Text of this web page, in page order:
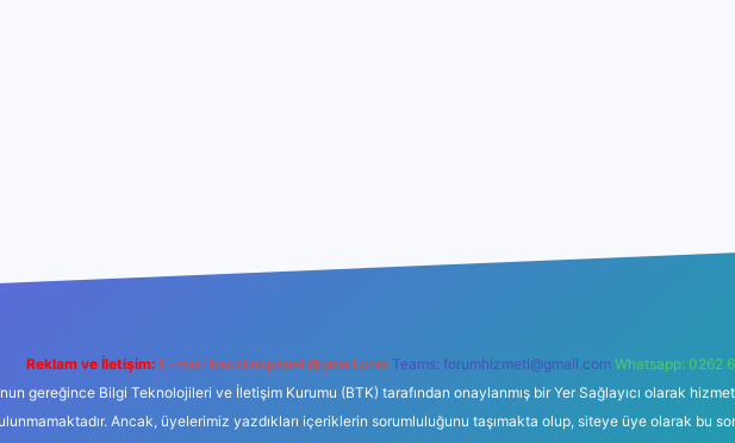
Reklam ve İletişim: E-mail: backlinkpaneli@gmail.com Teams: forumhizmeti@gmail.com Whatsapp: 0262
gereğince Bilgi Teknolojileri ve İletişim Kurumu (BTK) tarafından onaylanmış bir Yer Sağlayıcı olarak
Ancak, üyelerimiz yazdıkları içeriklerin sorumluluğunu taşımakta olup, siteye üye olarak bu